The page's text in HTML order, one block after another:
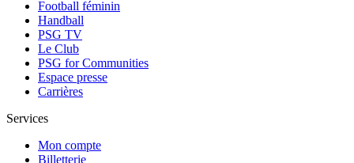
Football féminin
Handball
PSG TV
Le Club
PSG for Communities
Espace presse
Carrières
Services
Mon compte
Billetterie